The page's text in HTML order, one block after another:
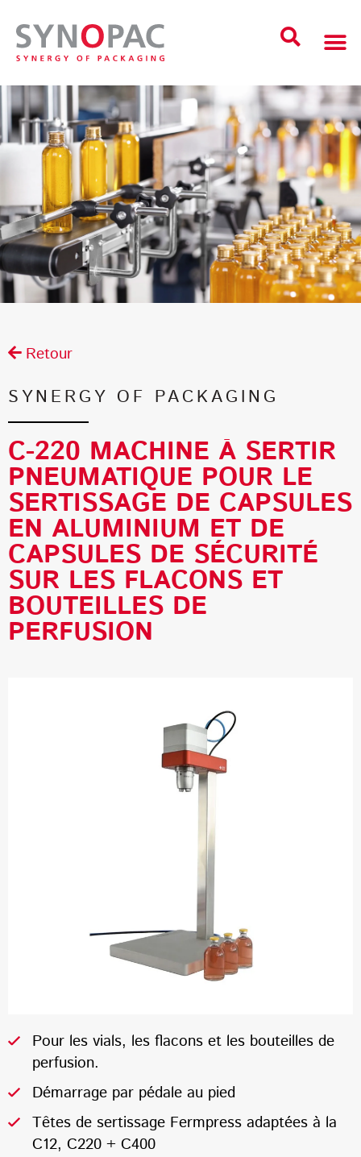
Retour
SYNERGY OF PACKAGING
C-220 MACHINE À SERTIR
PNEUMATIQUE POUR LE
SERTISSAGE DE CAPSULES
EN ALUMINIUM ET DE
CAPSULES DE SÉCURITÉ
SUR LES FLACONS ET
BOUTEILLES DE
PERFUSION
Pour les vials, les flacons et les bouteilles de
perfusion.
Démarrage par pédale au pied
Têtes de sertissage Fermpress adaptées à la
C12, C220 + C400